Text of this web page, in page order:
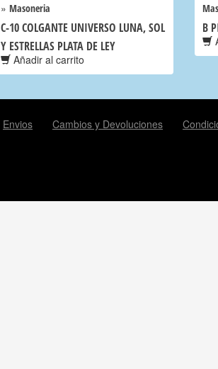
» Masoneria
C-10 COLGANTE UNIVERSO LUNA, SOL
Y ESTRELLAS PLATA DE LEY
Añadir al carrito
B
Envios Cambios y Devoluciones